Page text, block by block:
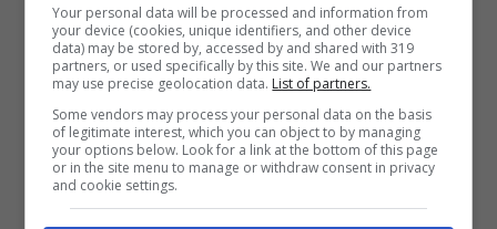
ce l’hanno solo i grandi giocatori. Quando
comincerà a trovare il suo spazio e l’abitudine
di giocare costantemente in Italia sarà molto
meglio. Anche lui me l’ha detto, non ha mai
lavorato tanto tatticamente.”
Your personal data will be processed and information from
your device (cookies, unique identifiers, and other device
data) may be stored by, accessed by and shared with 319
partners, or used specifically by this site. We and our partners
may use precise geolocation data. List of partners.
Some vendors may process your personal data on the basis
of legitimate interest, which you can object to by managing
your options below. Look for a link at the bottom of this page
or in the site menu to manage or withdraw consent in privacy
and cookie settings.